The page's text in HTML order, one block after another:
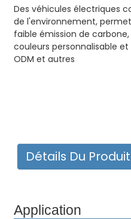
Des véhicules électriques
de l'environnement,
faible émission de
couleurs personnalisable
ODM et autres
Détails Du Produit
Application